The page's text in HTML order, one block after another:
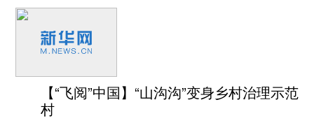
【“飞阅”中国】“山沟沟”变身乡村治理示范
村